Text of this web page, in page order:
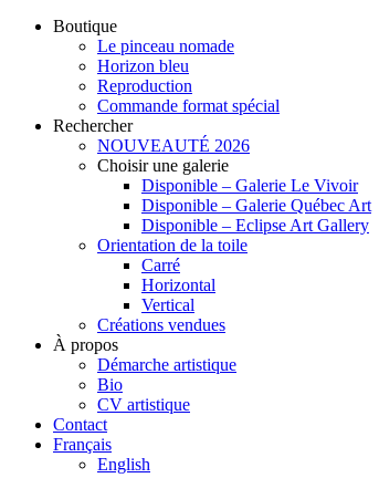
Boutique
Le pinceau nomade
Horizon bleu
Reproduction
Commande format spécial
Rechercher
NOUVEAUTÉ 2026
Choisir une galerie
Disponible – Galerie Le Vivoir
Disponible – Galerie Québec Art
Disponible – Eclipse Art Gallery
Orientation de la toile
Carré
Horizontal
Vertical
Créations vendues
À propos
Démarche artistique
Bio
CV artistique
Contact
Français
English